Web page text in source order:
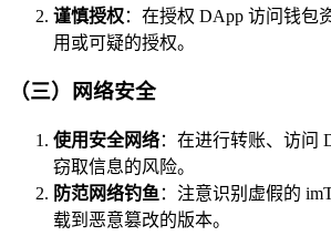
谨慎授权：在授权 DApp 访问钱包
用或可疑的授权。
（三）网络安全
使用安全网络：在进行转账、访问
窃取信息的风险。
防范网络钓鱼 ：注意识别虚假的
载到恶意篡改的版本。